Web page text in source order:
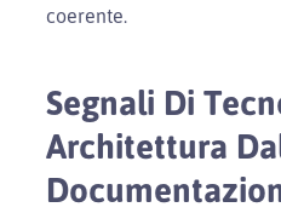
coerente.
Segnali Di
Architettura